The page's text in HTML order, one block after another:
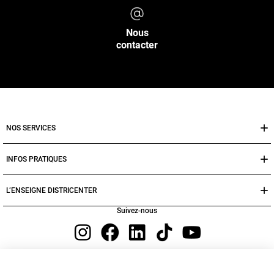
Nous
contacter
NOS SERVICES
INFOS PRATIQUES
L’ENSEIGNE DISTRICENTER
Suivez-nous